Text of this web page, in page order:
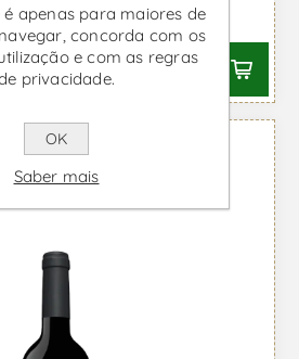
€4,78 IVA incl.
é apenas para maiores de
concorda com os
e com as regras
privacidade.
OK
Saber mais